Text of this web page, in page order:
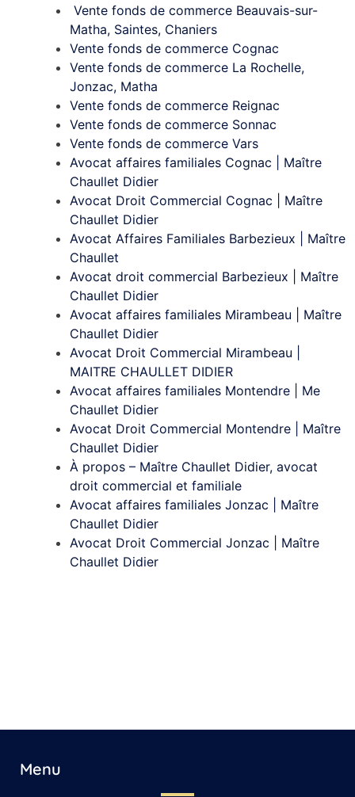
Vente fonds de commerce Beauvais-sur-
Matha, Saintes, Chaniers
Vente fonds de commerce Cognac
Vente fonds de commerce La Rochelle,
Jonzac, Matha
Vente fonds de commerce Reignac
Vente fonds de commerce Sonnac
Vente fonds de commerce Vars
Avocat affaires familiales Cognac | Maître
Chaullet Didier
Avocat Droit Commercial Cognac | Maître
Chaullet Didier
Avocat Affaires Familiales Barbezieux | Maître
Chaullet
Avocat droit commercial Barbezieux | Maître
Chaullet Didier
Avocat affaires familiales Mirambeau | Maître
Chaullet Didier
Avocat Droit Commercial Mirambeau |
MAITRE CHAULLET DIDIER
Avocat affaires familiales Montendre | Me
Chaullet Didier
Avocat Droit Commercial Montendre | Maître
Chaullet Didier
À propos – Maître Chaullet Didier, avocat
droit commercial et familiale
Avocat affaires familiales Jonzac | Maître
Chaullet Didier
Avocat Droit Commercial Jonzac | Maître
Chaullet Didier
Menu